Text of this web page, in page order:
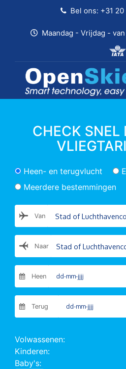
Bel ons: +31
Maandag - Vrijdag -
CHECK SNEL
Heen- en terugvlucht
Meerdere bestemmingen
Van
Naar
Heen
Terug
Volwassenen:
Kinderen:
Baby's: